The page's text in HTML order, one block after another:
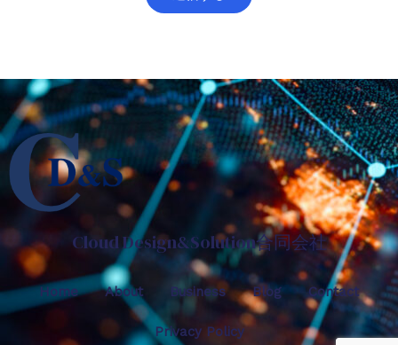
Cloud Design&Solution合同会社
Home About Business Blog Contact
Privacy Policy